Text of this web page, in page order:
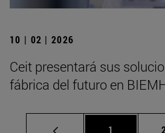
10 | 02 | 2026
Ceit presentará sus
fábrica del futuro en
Página
1